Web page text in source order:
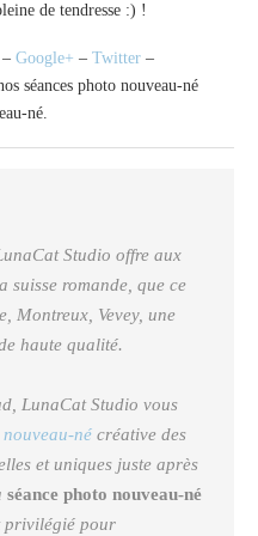
de tendresse :) !
– Google+ – Twitter –
séances photo nouveau-né
né.
Studio offre aux
suisse romande, que ce
Montreux, Vevey, une
haute qualité.
LunaCat Studio vous
né créative des
et uniques juste après
séance photo nouveau-né
privilégié pour